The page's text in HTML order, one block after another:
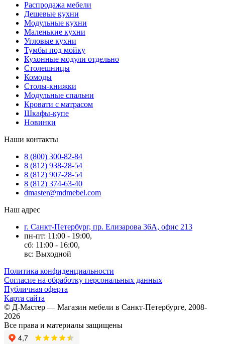
Распродажа мебели
Дешевые кухни
Модульные кухни
Маленькие кухни
Угловые кухни
Тумбы под мойку
Кухонные модули отдельно
Столешницы
Комоды
Столы-книжки
Модульные спальни
Кровати с матрасом
Шкафы-купе
Новинки
Наши контакты
8 (800) 300-82-84
8 (812) 938-28-54
8 (812) 907-28-54
8 (812) 374-63-40
dmaster@mdmebel.com
Наш адрес
г. Санкт-Петербург, пр. Елизарова 36А, офис 213
пн-пт: 11:00 - 19:00,
сб: 11:00 - 16:00,
вс: Выходной
Политика конфиденциальности
Согласие на обработку персональных данных
Публичная оферта
Карта сайта
© Д-Мастер — Магазин мебели в Санкт-Петербурге, 2008-
2026
Все права и материалы защищены